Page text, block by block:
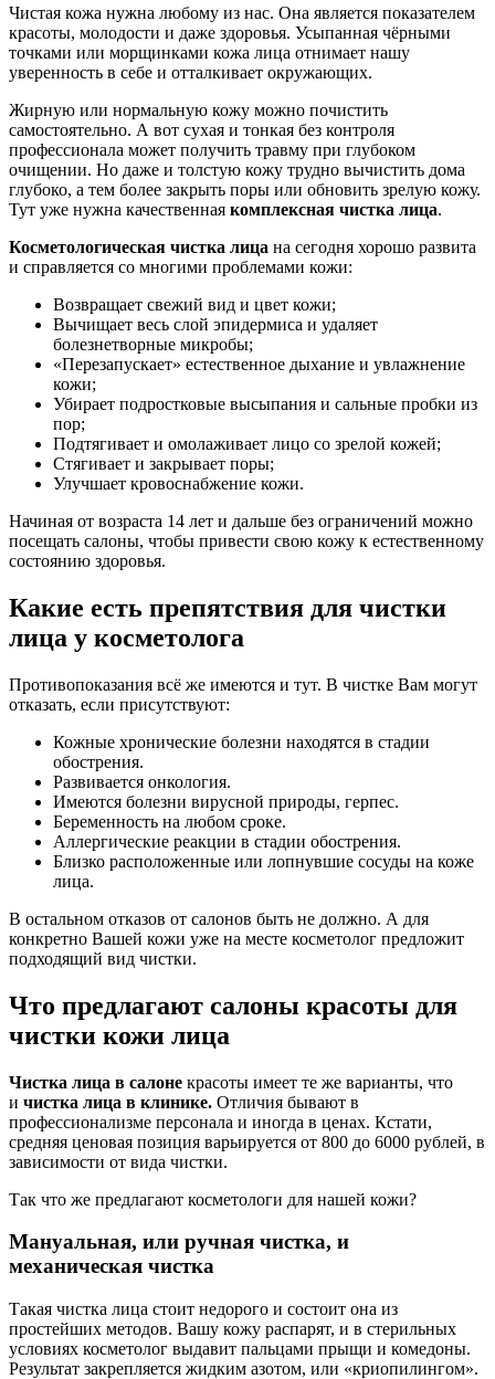
Чистая кожа нужна любому из нас. Она является показателем
красоты, молодости и даже здоровья. Усыпанная чёрными
точками или морщинками кожа лица отнимает нашу
уверенность в себе и отталкивает окружающих.
Жирную или нормальную кожу можно почистить
самостоятельно. А вот сухая и тонкая без контроля
профессионала может получить травму при глубоком
очищении. Но даже и толстую кожу трудно вычистить дома
глубоко, а тем более закрыть поры или обновить зрелую кожу.
Тут уже нужна качественная комплексная чистка лица.
Косметологическая чистка лица на сегодня хорошо развита
и справляется со многими проблемами кожи:
Возвращает свежий вид и цвет кожи;
Вычищает весь слой эпидермиса и удаляет
болезнетворные микробы;
«Перезапускает» естественное дыхание и увлажнение
кожи;
Убирает подростковые высыпания и сальные пробки из
пор;
Подтягивает и омолаживает лицо со зрелой кожей;
Стягивает и закрывает поры;
Улучшает кровоснабжение кожи.
Начиная от возраста 14 лет и дальше без ограничений можно
посещать салоны, чтобы привести свою кожу к естественному
состоянию здоровья.
Какие есть препятствия для чистки
лица у косметолога
Противопоказания всё же имеются и тут. В чистке Вам могут
отказать, если присутствуют:
Кожные хронические болезни находятся в стадии
обострения.
Развивается онкология.
Имеются болезни вирусной природы, герпес.
Беременность на любом сроке.
Аллергические реакции в стадии обострения.
Близко расположенные или лопнувшие сосуды на коже
лица.
В остальном отказов от салонов быть не должно. А для
конкретно Вашей кожи уже на месте косметолог предложит
подходящий вид чистки.
Что предлагают салоны красоты для
чистки кожи лица
Чистка лица в салоне красоты имеет те же варианты, что
и чистка лица в клинике. Отличия бывают в
профессионализме персонала и иногда в ценах. Кстати,
средняя ценовая позиция варьируется от 800 до 6000 рублей, в
зависимости от вида чистки.
Так что же предлагают косметологи для нашей кожи?
Мануальная, или ручная чистка, и
механическая чистка
Такая чистка лица стоит недорого и состоит она из
простейших методов. Вашу кожу распарят, и в стерильных
условиях косметолог выдавит пальцами прыщи и комедоны.
Результат закрепляется жидким азотом, или «криопилингом».